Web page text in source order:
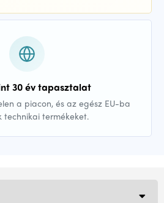
30 év tapasztalat
a piacon, és az egész EU-ba
technikai termékeket.